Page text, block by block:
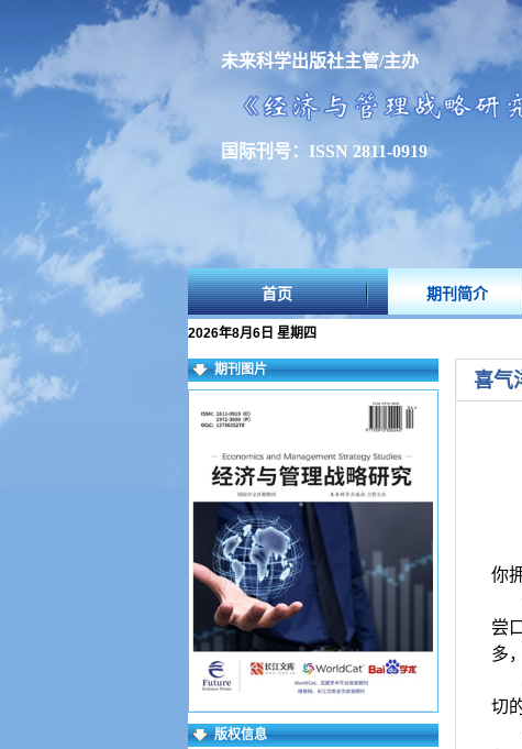
未来科学出版社主管/主办
国际刊号：ISSN 2811-0919
首页 期刊简介
2026年8月6日 星期四
期刊图片
版权信息
喜气
你
尝
多
切